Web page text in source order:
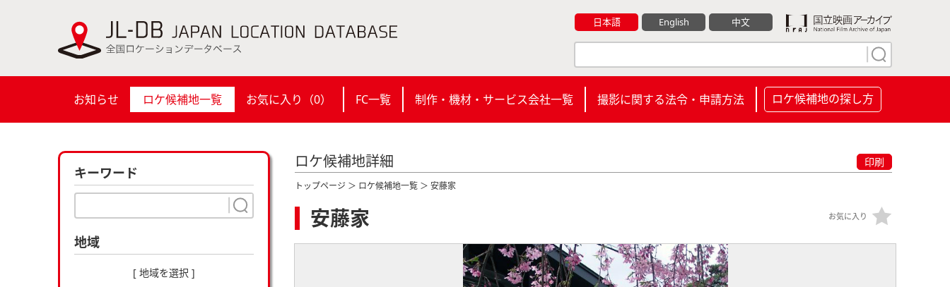
日本語 English 中文
お知らせ ロケ候補地一覧 お気に入り（0） FC一覧 制作・機材・サービス会社一覧 撮影に関する法令・申請方法 ロケ候補地の探し方
キーワード
地域
[ 地域を選択 ]
ロケ候補地詳細 印刷
トップページ ＞ ロケ候補地一覧 ＞ 安藤家
安藤家 お気に入り